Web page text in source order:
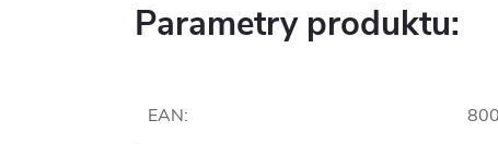
Parametry produktu:
EAN: